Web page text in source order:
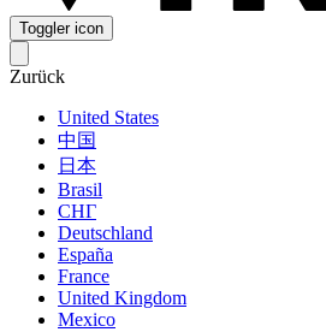
Toggler icon
Zurück
United States
中国
日本
Brasil
СНГ
Deutschland
España
France
United Kingdom
Mexico